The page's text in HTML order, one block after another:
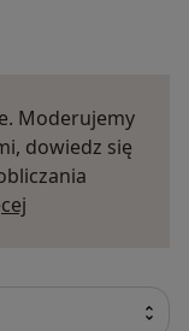
Moderujemy
dowiedz się